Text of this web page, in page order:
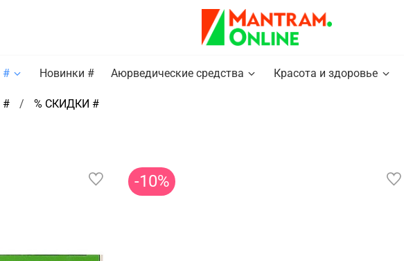
# Новинки # Аюрведические средства Красота и здоровье
# % СКИДКИ #
-10%